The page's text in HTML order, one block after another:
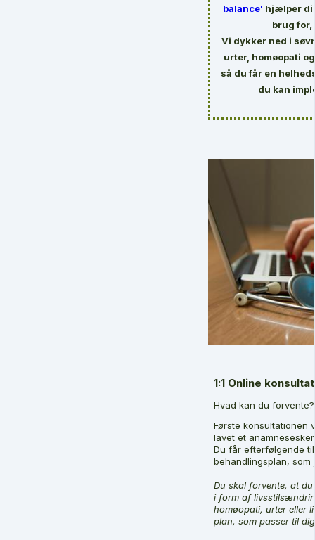
balance' hjælper
brug for,
Vi dykker ned i
urter, homøopati
så du får en
du kan
1:1 Online
Hvad kan du forvente?
Første konsultationen
lavet et
Du får efterfølgende
behandlingsplan, som
Du skal forvente, at
i form af
homøopati, urter eller
plan, som passer til